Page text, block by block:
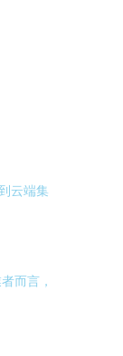
云端集
而言，